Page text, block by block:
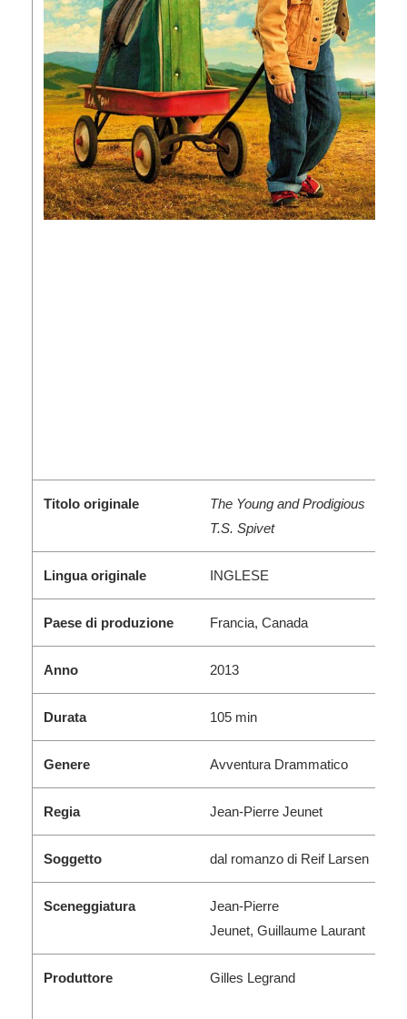
Titolo originale
The Young and Prodigious
T.S. Spivet
Lingua originale INGLESE
Paese di produzione Francia, Canada
Anno 2013
Durata 105 min
Genere Avventura Drammatico
Regia Jean-Pierre Jeunet
Soggetto dal romanzo di Reif Larsen
Sceneggiatura
Jean-Pierre
Jeunet, Guillaume Laurant
Produttore Gilles Legrand